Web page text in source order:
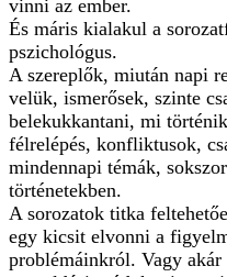
vinni az ember.
És máris kialakul a
pszichológus.
A szereplők, miután napi
velük, ismerősek, szinte
belekukkantani, mi
félrelépés, konfliktusok,
mindennapi témák,
történetekben.
A sorozatok titka
egy kicsit elvonni a
problémáinkról. Vagy